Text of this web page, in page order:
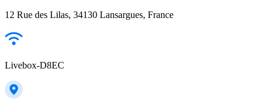
12 Rue des Lilas, 34130 Lansargues, France
Livebox-D8EC